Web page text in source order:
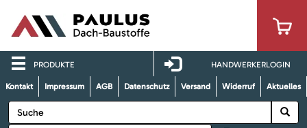
PRODUKTE HANDWERKERLOGIN
Kontakt Impressum AGB Datenschutz Versand Widerruf Aktuelles